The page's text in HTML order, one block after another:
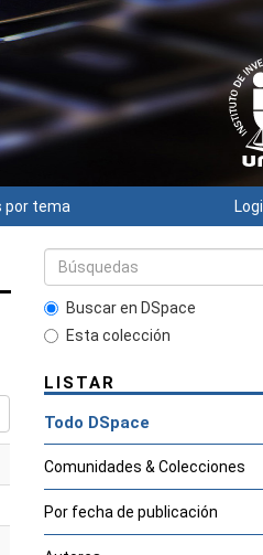
por tema
Buscar en DSpace
Esta colección
LISTAR
Todo DSpace
Comunidades & Colecciones
Por fecha de publicación